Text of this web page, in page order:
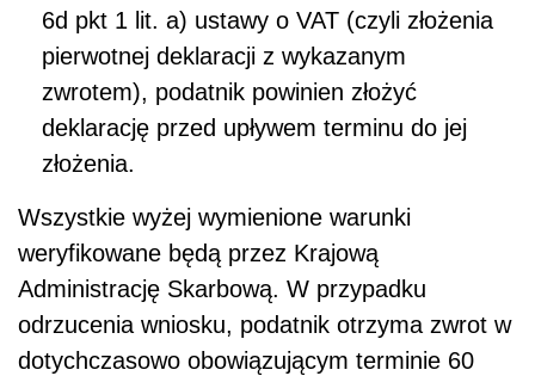
6d pkt 1 lit. a) ustawy o VAT (czyli złożenia
pierwotnej deklaracji z wykazanym
zwrotem), podatnik powinien złożyć
deklarację przed upływem terminu do jej
złożenia.
Wszystkie wyżej wymienione warunki
weryfikowane będą przez Krajową
Administrację Skarbową. W przypadku
odrzucenia wniosku, podatnik otrzyma zwrot w
dotychczasowo obowiązującym terminie 60